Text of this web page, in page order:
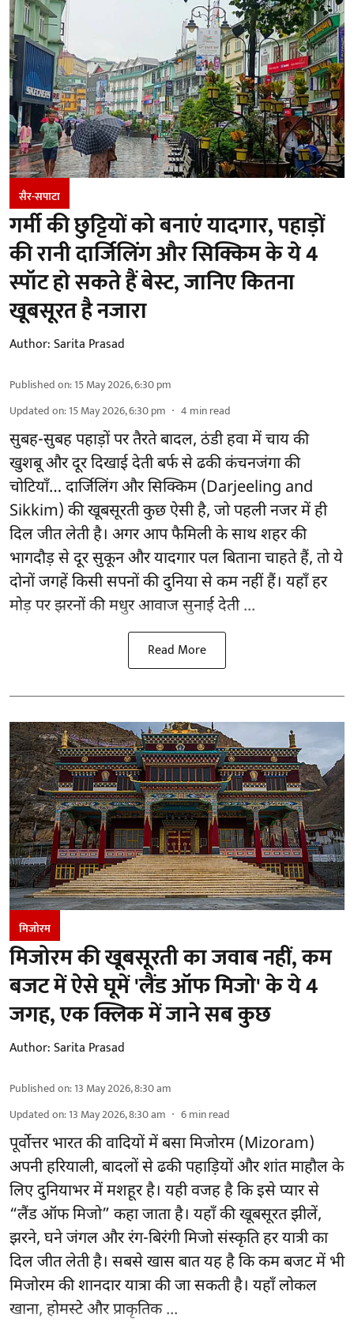
सैर-सपाटा
गर्मी की छुट्टियों को बनाएं यादगार, पहाड़ों
की रानी दार्जिलिंग और सिक्किम के ये 4
स्पॉट हो सकते हैं बेस्ट, जानिए कितना
खूबसूरत है नजारा
Author:Sarita Prasad
Published on:15 May 2026, 6:30 pm
Updated on:15 May 2026, 6:30 pm 4 min read
सुबह-सुबह पहाड़ों पर तैरते बादल, ठंडी हवा में चाय की
खुशबू और दूर दिखाई देती बर्फ से ढकी कंचनजंगा की
चोटियाँ… दार्जिलिंग और सिक्किम (Darjeeling and
Sikkim) की खूबसूरती कुछ ऐसी है, जो पहली नजर में ही
दिल जीत लेती है। अगर आप फैमिली के साथ शहर की
भागदौड़ से दूर सुकून और यादगार पल बिताना चाहते हैं, तो ये
दोनों जगहें किसी सपनों की दुनिया से कम नहीं हैं। यहाँ हर
मोड़ पर झरनों की मधुर आवाज सुनाई देती ...
Read More
मिजोरम
मिजोरम की खूबसूरती का जवाब नहीं, कम
बजट में ऐसे घूमें 'लैंड ऑफ मिजो' के ये 4
जगह, एक क्लिक में जाने सब कुछ
Author:Sarita Prasad
Published on:13 May 2026, 8:30 am
Updated on:13 May 2026, 8:30 am 6min read
पूर्वोत्तर भारत की वादियों में बसा मिजोरम (Mizoram)
अपनी हरियाली, बादलों से ढकी पहाड़ियों और शांत माहौल के
लिए दुनियाभर में मशहूर है। यही वजह है कि इसे प्यार से
“लैंड ऑफ मिजो” कहा जाता है। यहाँ की खूबसूरत झीलें,
झरने, घने जंगल और रंग-बिरंगी मिजो संस्कृति हर यात्री का
दिल जीत लेती है। सबसे खास बात यह है कि कम बजट में भी
मिजोरम की शानदार यात्रा की जा सकती है। यहाँ लोकल
खाना, होमस्टे और प्राकृतिक ...